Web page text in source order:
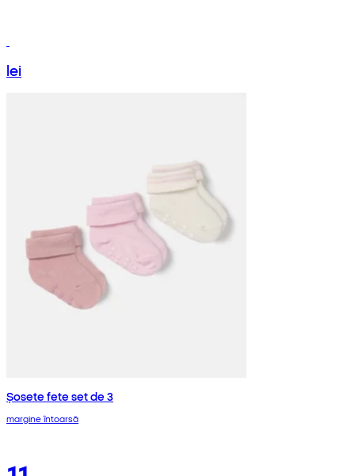
lei
Șosete fete set de 3
margine întoarsă